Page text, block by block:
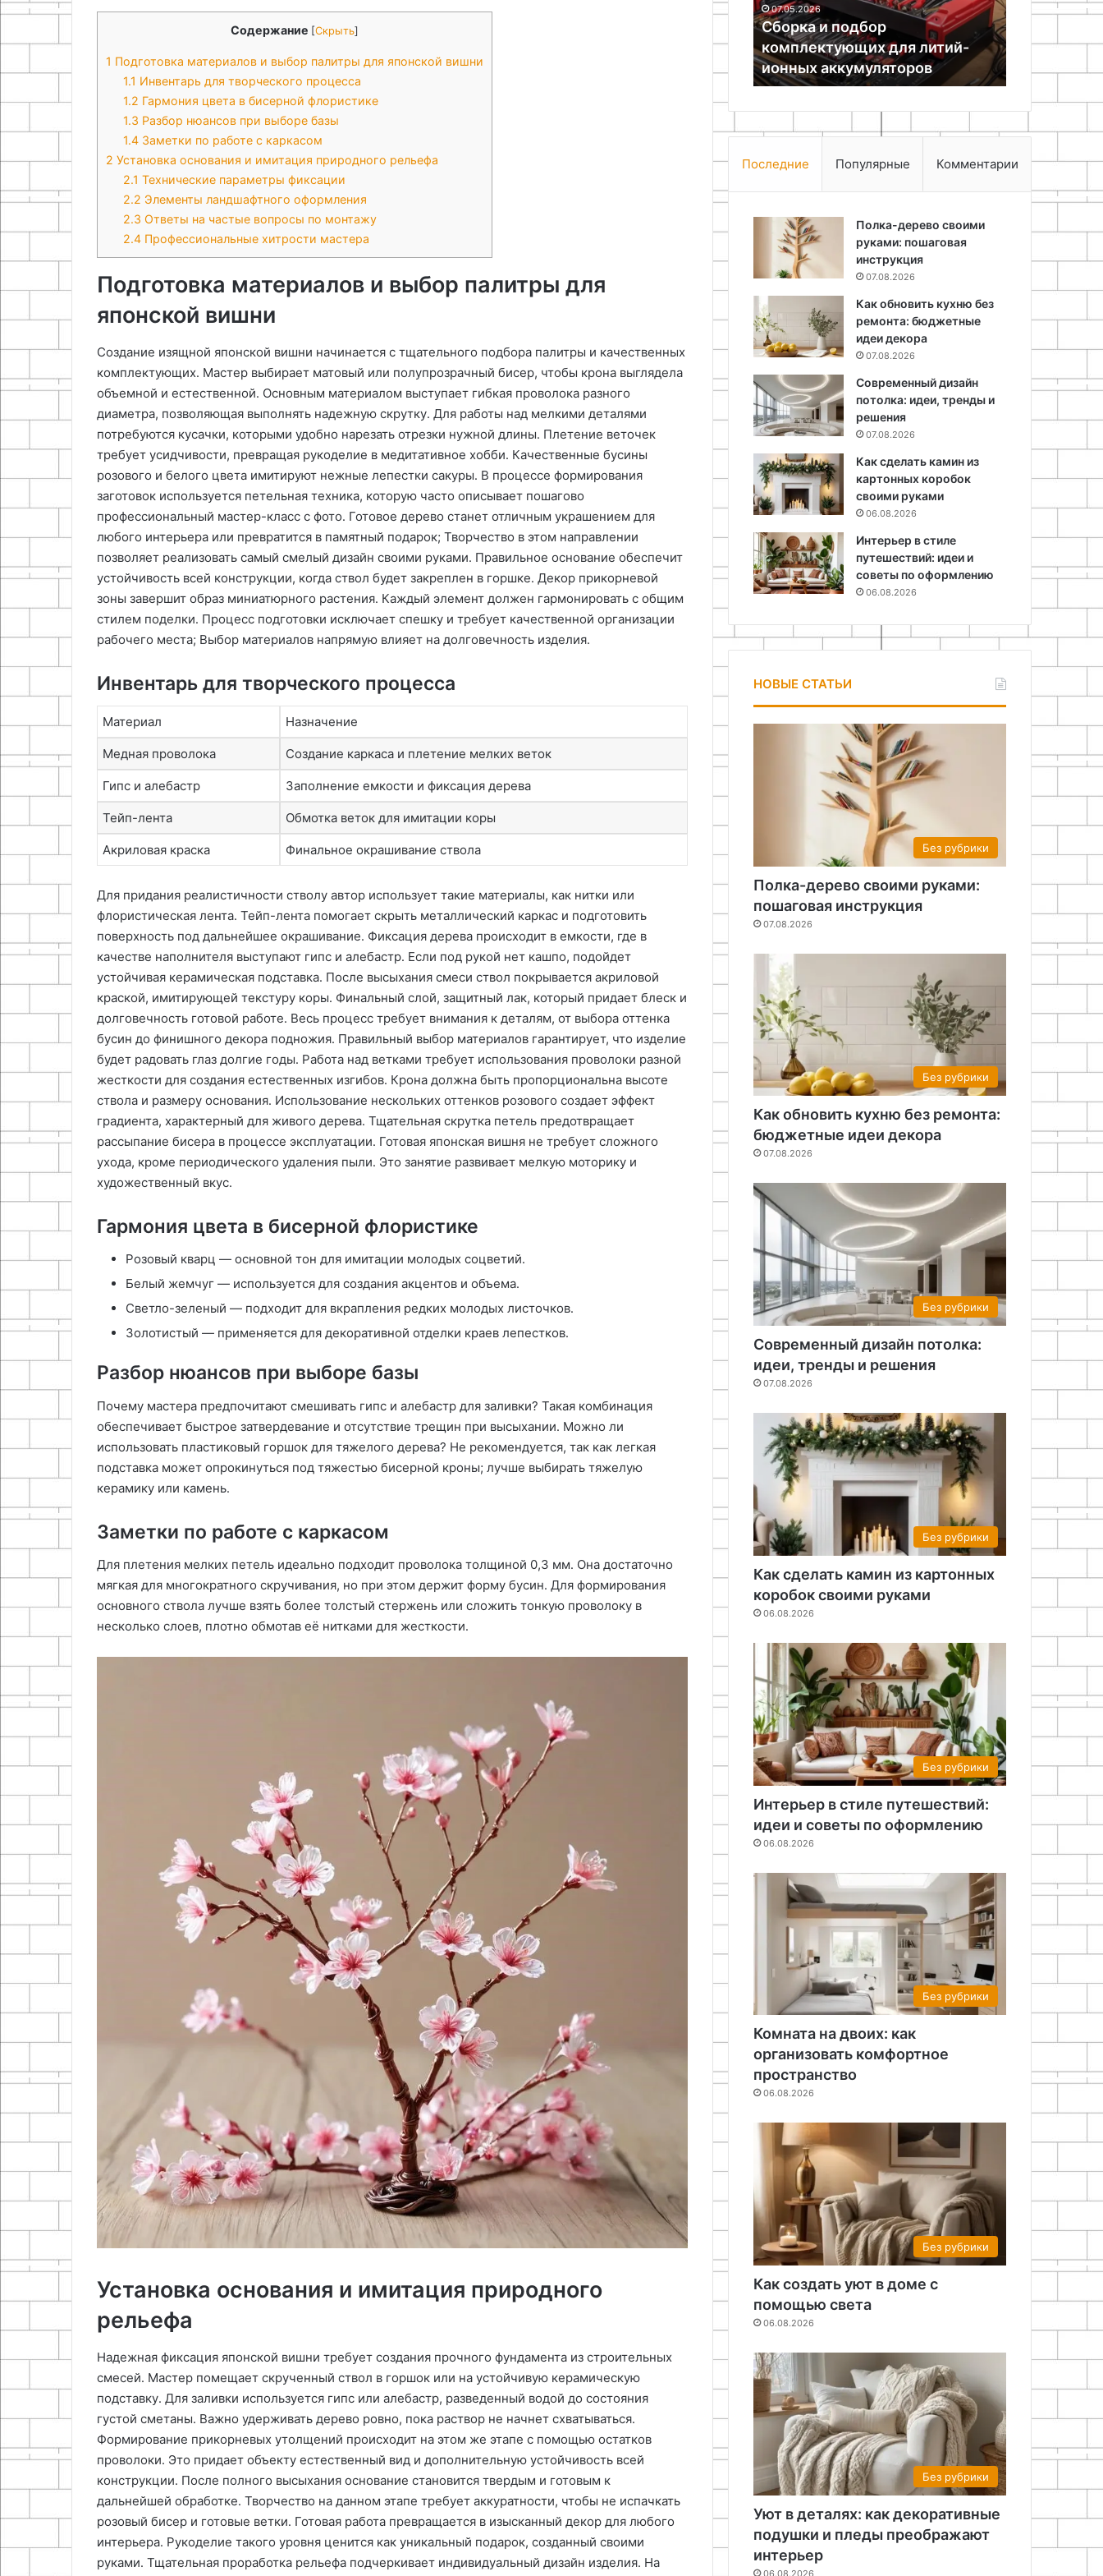
Содержание [Скрыть]
1 Подготовка материалов и выбор палитры для японской вишни
1.1 Инвентарь для творческого процесса
1.2 Гармония цвета в бисерной флористике
1.3 Разбор нюансов при выборе базы
1.4 Заметки по работе с каркасом
2 Установка основания и имитация природного рельефа
2.1 Технические параметры фиксации
2.2 Элементы ландшафтного оформления
2.3 Ответы на частые вопросы по монтажу
2.4 Профессиональные хитрости мастера
Подготовка материалов и выбор палитры для
японской вишни
Создание изящной японской вишни начинается с тщательного подбора палитры и качественных
комплектующих․ Мастер выбирает матовый или полупрозрачный бисер, чтобы крона выглядела
объемной и естественной․ Основным материалом выступает гибкая проволока разного
диаметра, позволяющая выполнять надежную скрутку․ Для работы над мелкими деталями
потребуются кусачки, которыми удобно нарезать отрезки нужной длины․ Плетение веточек
требует усидчивости, превращая рукоделие в медитативное хобби․ Качественные бусины
розового и белого цвета имитируют нежные лепестки сакуры․ В процессе формирования
заготовок используется петельная техника, которую часто описывает пошагово
профессиональный мастер-класс с фото․ Готовое дерево станет отличным украшением для
любого интерьера или превратится в памятный подарок; Творчество в этом направлении
позволяет реализовать самый смелый дизайн своими руками․ Правильное основание обеспечит
устойчивость всей конструкции, когда ствол будет закреплен в горшке․ Декор прикорневой
зоны завершит образ миниатюрного растения․ Каждый элемент должен гармонировать с общим
стилем поделки․ Процесс подготовки исключает спешку и требует качественной организации
рабочего места; Выбор материалов напрямую влияет на долговечность изделия․
Инвентарь для творческого процесса
Материал Назначение
Медная проволока Создание каркаса и плетение мелких веток
Гипс и алебастр Заполнение емкости и фиксация дерева
Тейп-лента Обмотка веток для имитации коры
Акриловая краска Финальное окрашивание ствола
Для придания реалистичности стволу автор использует такие материалы, как нитки или
флористическая лента․ Тейп-лента помогает скрыть металлический каркас и подготовить
поверхность под дальнейшее окрашивание․ Фиксация дерева происходит в емкости, где в
качестве наполнителя выступают гипс и алебастр․ Если под рукой нет кашпо, подойдет
устойчивая керамическая подставка․ После высыхания смеси ствол покрывается акриловой
краской, имитирующей текстуру коры․ Финальный слой, защитный лак, который придает блеск и
долговечность готовой работе․ Весь процесс требует внимания к деталям, от выбора оттенка
бусин до финишного декора подножия․ Правильный выбор материалов гарантирует, что изделие
будет радовать глаз долгие годы․ Работа над ветками требует использования проволоки разной
жесткости для создания естественных изгибов․ Крона должна быть пропорциональна высоте
ствола и размеру основания․ Использование нескольких оттенков розового создает эффект
градиента, характерный для живого дерева․ Тщательная скрутка петель предотвращает
рассыпание бисера в процессе эксплуатации․ Готовая японская вишня не требует сложного
ухода, кроме периодического удаления пыли․ Это занятие развивает мелкую моторику и
художественный вкус․
Гармония цвета в бисерной флористике
Розовый кварц — основной тон для имитации молодых соцветий․
Белый жемчуг — используется для создания акцентов и объема․
Светло-зеленый — подходит для вкрапления редких молодых листочков․
Золотистый — применяется для декоративной отделки краев лепестков․
Разбор нюансов при выборе базы
Почему мастера предпочитают смешивать гипс и алебастр для заливки? Такая комбинация
обеспечивает быстрое затвердевание и отсутствие трещин при высыхании․ Можно ли
использовать пластиковый горшок для тяжелого дерева? Не рекомендуется, так как легкая
подставка может опрокинуться под тяжестью бисерной кроны; лучше выбирать тяжелую
керамику или камень․
Заметки по работе с каркасом
Для плетения мелких петель идеально подходит проволока толщиной 0,3 мм․ Она достаточно
мягкая для многократного скручивания, но при этом держит форму бусин․ Для формирования
основного ствола лучше взять более толстый стержень или сложить тонкую проволоку в
несколько слоев, плотно обмотав её нитками для жесткости․
Установка основания и имитация природного
рельефа
Надежная фиксация японской вишни требует создания прочного фундамента из строительных
смесей․ Мастер помещает скрученный ствол в горшок или на устойчивую керамическую
подставку․ Для заливки используется гипс или алебастр, разведенный водой до состояния
густой сметаны․ Важно удерживать дерево ровно, пока раствор не начнет схватываться․
Формирование прикорневых утолщений происходит на этом же этапе с помощью остатков
проволоки․ Это придает объекту естественный вид и дополнительную устойчивость всей
конструкции․ После полного высыхания основание становится твердым и готовым к
дальнейшей обработке․ Творчество на данном этапе требует аккуратности, чтобы не испачкать
розовый бисер и готовые ветки․ Готовая работа превращается в изысканный декор для любого
интерьера․ Рукоделие такого уровня ценится как уникальный подарок, созданный своими
руками․ Тщательная проработка рельефа подчеркивает индивидуальный дизайн изделия․ На
13.05.2026
Оформление визы во Францию
в Санкт-Петербурге в 2026
28.04.2026
плодового сада
инструменты и подготовка к
ионных
аккумуляторов
07.05.2026
Сборка и подбор
комплектующих для литий-
ионных аккумуляторов
Мастер-
ручной
Последние Популярные Комментарии
Полка-дерево своими
руками: пошаговая
инструкция
07.08.2026
Как обновить кухню без
ремонта: бюджетные
идеи декора
07.08.2026
Современный дизайн
потолка: идеи, тренды и
решения
07.08.2026
Как сделать камин из
картонных коробок
своими руками
06.08.2026
Интерьер в стиле
путешествий: идеи и
советы по оформлению
06.08.2026
НОВЫЕ СТАТЬИ
Без рубрики
Полка-дерево своими руками:
пошаговая инструкция
07.08.2026
Без рубрики
Как обновить кухню без ремонта:
бюджетные идеи декора
07.08.2026
Без рубрики
Современный дизайн потолка:
идеи, тренды и решения
07.08.2026
Без рубрики
Как сделать камин из картонных
коробок своими руками
06.08.2026
Без рубрики
Интерьер в стиле путешествий:
идеи и советы по оформлению
06.08.2026
Без рубрики
Комната на двоих: как
организовать комфортное
пространство
06.08.2026
Без рубрики
Как создать уют в доме с
помощью света
06.08.2026
Без рубрики
Уют в деталях: как декоративные
подушки и пледы преображают
интерьер
06.08.2026